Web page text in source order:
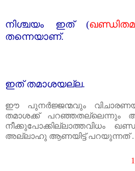
നിശ്ചയം ഇത്‌ (
തന്നെയാണ്‌.
ഇത്‌ തമാശയല്ല.
ഈ പുനർജ്ജന്മവും
തമാശക്ക്‌
നീക്കുപോക്കില്ലാത്തവിധം
അല്ലാഹു ആണയിട്ട്‌ പറയുന്നത്‌ .